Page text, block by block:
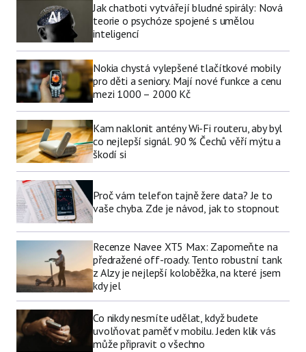
Jak chatboti vytvářejí bludné spirály: Nová
teorie o psychóze spojené s umělou
inteligencí
Nokia chystá vylepšené tlačítkové mobily
pro děti a seniory. Mají nové funkce a cenu
mezi 1000 – 2000 Kč
Kam naklonit antény Wi-Fi routeru, aby byl
co nejlepší signál. 90 % Čechů věří mýtu a
škodí si
Proč vám telefon tajně žere data? Je to
vaše chyba. Zde je návod, jak to stopnout
Recenze Navee XT5 Max: Zapomeňte na
předražené off-roady. Tento robustní tank
z Alzy je nejlepší koloběžka, na které jsem
kdy jel
Co nikdy nesmíte udělat, když budete
uvolňovat paměť v mobilu. Jeden klik vás
může připravit o všechno